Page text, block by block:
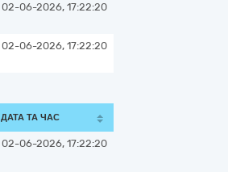
02-06-2026, 17:22:20
02-06-2026, 17:22:20
ДАТА ТА ЧАС
02-06-2026, 17:22:20